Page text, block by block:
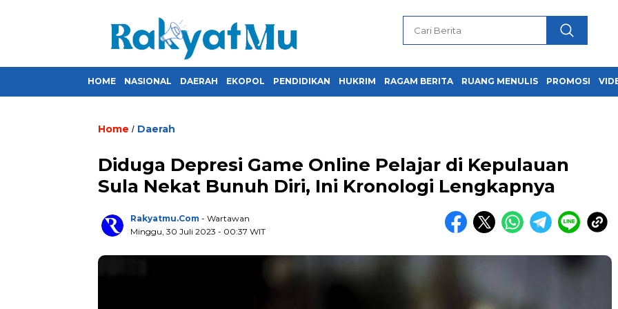
HOME NASIONAL DAERAH EKOPOL PENDIDIKAN HUKRIM RAGAM BERITA RUANG MENULIS PROMOSI
Home / Daerah
Diduga Depresi Game Online Pelajar di Kepulauan
Sula Nekat Bunuh Diri, Ini Kronologi Lengkapnya
Rakyatmu.com - Wartawan
Minggu, 30 Juli 2023 - 00:37 WIT